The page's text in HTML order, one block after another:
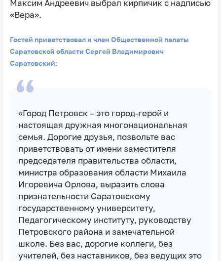
Максим Андреевич выбрал кирпичик с надписью
«Вера».
Гостей приветствовал и член Общественной палаты
Саратовской области Сергей Владимирович
Саратовский:
«Город Петровск – это город-герой и
настоящая дружная многонациональная
семья. Дорогие друзья, позвольте вас
приветствовать от имени заместителя
председателя правительства области,
министра образования области Михаила
Игоревича Орлова, выразить слова
признательности Саратовскому
государственному университету,
Педагогическому институту, руководству
Петровского района и замечательной
школе. Без вас, дорогие коллеги, без
учителей, без наставников, без ведущих это